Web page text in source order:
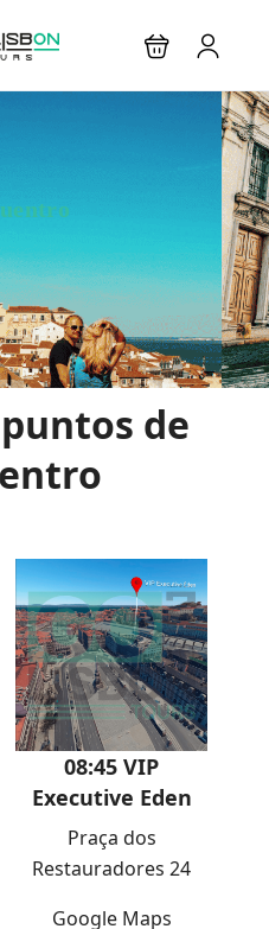
de
08:45 VIP
Executive Eden
Praça dos
Restauradores 24
Google Maps